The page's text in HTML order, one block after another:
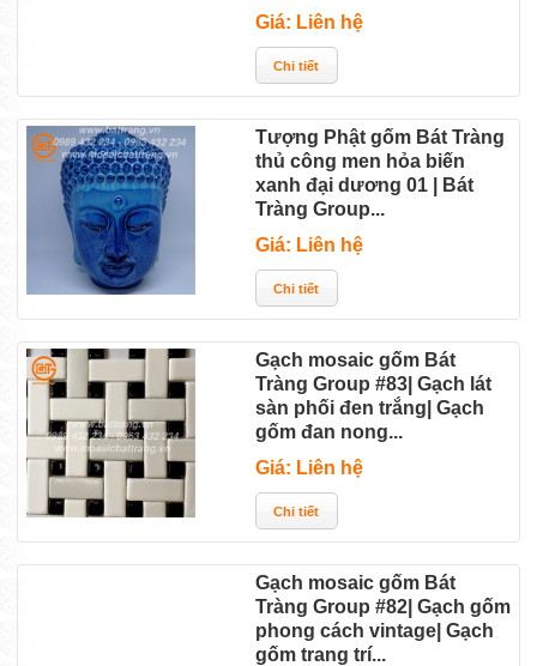
Giá: Liên hệ
Tượng Phật gốm Bát Tràng
thủ công men hỏa biến
xanh đại dương 01 | Bát
Tràng Group...
Giá: Liên hệ
Gạch mosaic gốm Bát
Tràng Group #83| Gạch lát
sàn phối đen trắng| Gạch
gốm đan nong...
Giá: Liên hệ
Gạch mosaic gốm Bát
Tràng Group #82| Gạch gốm
phong cách vintage| Gạch
gốm trang trí...